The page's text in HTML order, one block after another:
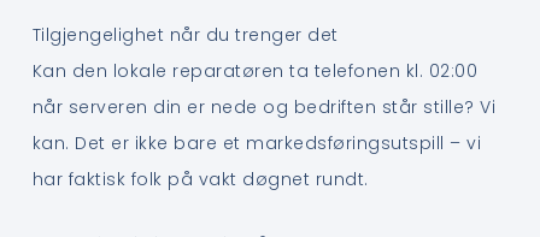
Tilgjengelighet når du trenger det
Kan den lokale reparatøren ta telefonen kl. 02:00
når serveren din er nede og bedriften står stille? Vi
kan. Det er ikke bare et markedsføringsutspill – vi
har faktisk folk på vakt døgnet rundt.